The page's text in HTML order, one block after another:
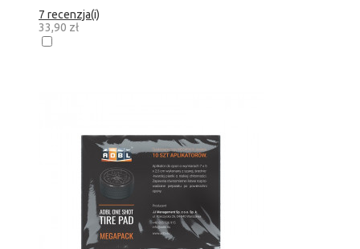
7 recenzja(i)
33,90 zł